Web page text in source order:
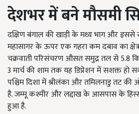
देशभर में बने मौसमी
दक्षिण बंगाल की खाड़ी के मध्य भाग और इससे
महासागर के ऊपर एक गहरा कम दबाव का
चक्रवाती परिसंचरण औसत समुद्र तल से 5.8
3 मार्च की शाम तक यह डिप्रेशन में सशक्त हो
पश्चिम दिशा में श्रीलंका और तमिलनाडु तट
है. जम्मू कश्मीर और लद्दाख के आसपास के हिस्सों
हुआ है.